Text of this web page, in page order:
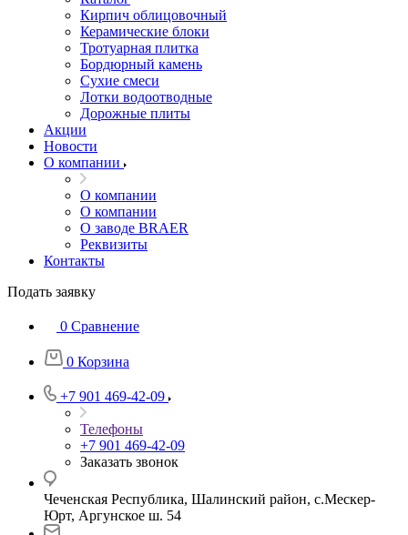
Кирпич облицовочный
Керамические блоки
Тротуарная плитка
Бордюрный камень
Сухие смеси
Лотки водоотводные
Дорожные плиты
Акции
Новости
О компании
О компании
О компании
О заводе BRAER
Реквизиты
Контакты
Подать заявку
0 Сравнение
0 Корзина
+7 901 469-42-09
Телефоны
+7 901 469-42-09
Заказать звонок
Чеченская Республика, Шалинский район, с.Мескер-
Юрт, Аргунское ш. 54